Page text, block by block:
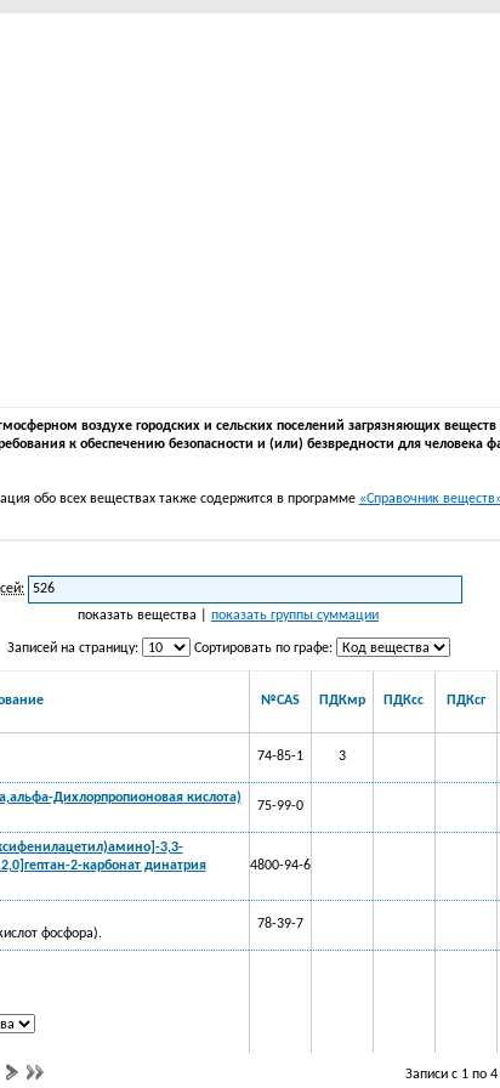
воздухе городских и сельских поселений загрязняющих веществ
к обеспечению безопасности и (или) безвредности для человека
обо всех веществах также содержится в программе «Справочник
показать вещества | показать группы суммации
Записей на страницу: Сортировать по графе:
№CAS ПДКмр ПДКсс ПДКсг
74-85-1 3
Дихлорпропионовая кислота)
75-99-0
3,3-
2-карбонат динатрия
4800-94-6
фосфора).
78-39-7
Записи с 1 по 4